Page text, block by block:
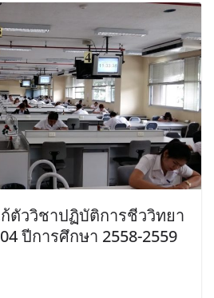
ตัววิชาปฏิบัติการชีววิทยา
ปีการศึกษา 2558-2559